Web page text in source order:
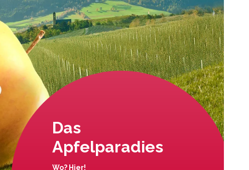
Das
Apfelparadies
Wo? Hier!